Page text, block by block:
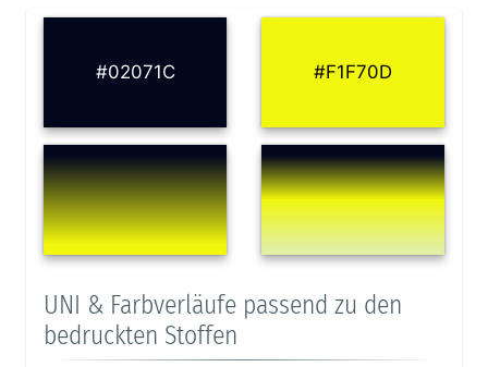
#02071C #F1F70D
UNI & Farbverläufe passend zu den
bedruckten Stoffen